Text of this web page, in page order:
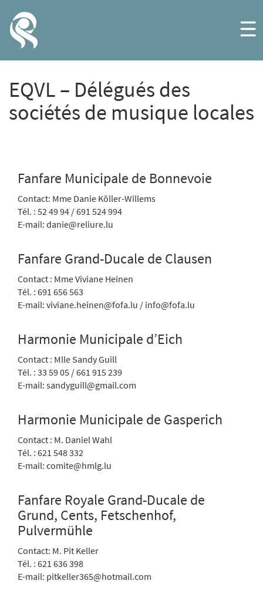
☰
EQVL – Délégués des
sociétés de musique locales
Fanfare Municipale de Bonnevoie
Contact: Mme Danie Köller-Willems
Tél. : 52 49 94 / 691 524 994
E-mail: danie@reliure.lu
Fanfare Grand-Ducale de Clausen
Contact : Mme Viviane Heinen
Tél. : 691 656 563
E-mail: viviane.heinen@fofa.lu / info@fofa.lu
Harmonie Municipale d’Eich
Contact : Mlle Sandy Guill
Tél. : 33 59 05 / 661 915 239
E-mail: sandyguill@gmail.com
Harmonie Municipale de Gasperich
Contact : M. Daniel Wahl
Tél. : 621 548 332
E-mail: comite@hmlg.lu
Fanfare Royale Grand-Ducale de
Grund, Cents, Fetschenhof,
Pulvermühle
Contact: M. Pit Keller
Tél. : 621 636 398
E-mail: pitkeller365@hotmail.com